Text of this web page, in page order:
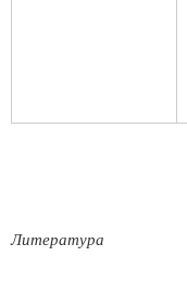
Литература